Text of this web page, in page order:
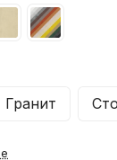
Гранит